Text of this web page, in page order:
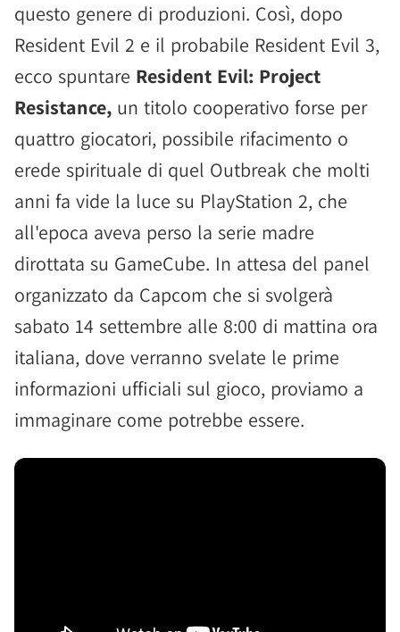
questo genere di produzioni. Così, dopo
Resident Evil 2 e il probabile Resident Evil 3,
ecco spuntare Resident Evil: Project
Resistance, un titolo cooperativo forse per
quattro giocatori, possibile rifacimento o
erede spirituale di quel Outbreak che molti
anni fa vide la luce su PlayStation 2, che
all'epoca aveva perso la serie madre
dirottata su GameCube. In attesa del panel
organizzato da Capcom che si svolgerà
sabato 14 settembre alle 8:00 di mattina ora
italiana, dove verranno svelate le prime
informazioni ufficiali sul gioco, proviamo a
immaginare come potrebbe essere.